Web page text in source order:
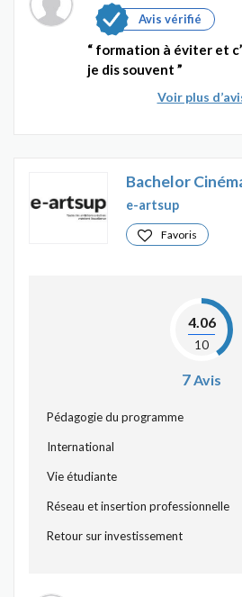
Avis vérifié
formation à éviter et
je dis souvent
Voir plus
Bachelor
e-artsup
Favoris
4.06
10
7Avis
Pédagogie du programme
International
Vie étudiante
Réseau et insertion professionnelle
Retour sur investissement